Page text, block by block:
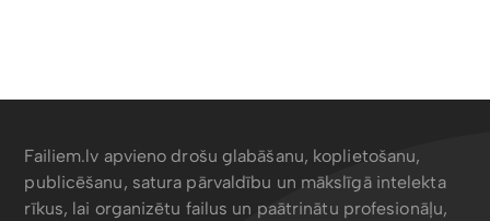
Failiem.lv apvieno drošu glabāšanu, koplietošanu,
publicēšanu, satura pārvaldību un mākslīgā intelekta
rīkus, lai organizētu failus un paātrinātu profesionāļu,